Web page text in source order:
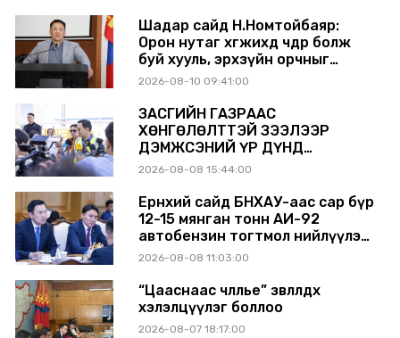
хангамжийг баталгаажуулах
үүрэг өгөв
Шадар сайд Н.Номтойбаяр:
Орон нутаг хөгжихөд чөдөр болж
буй хууль, эрхзүйн орчныг
шинэчилнэ
2026-08-10 09:41:00
ЗАСГИЙН ГАЗРААС
ХӨНГӨЛӨЛТТЭЙ ЗЭЭЛЭЭР
ДЭМЖСЭНИЙ ҮР ДҮНД
ШАТАХУУН ХАДГАЛАХ САВНУУД
БАЙНА
2026-08-08 15:44:00
Ерөнхий сайд БНХАУ-аас сар бүр
12-15 мянган тонн АИ-92
автобензин тогтмол нийлүүлэх
хүсэлт тавилаа
2026-08-08 11:03:00
“Цааснаас чөлөөлье” зөвлөлдөх
хэлэлцүүлэг боллоо
2026-08-07 18:17:00